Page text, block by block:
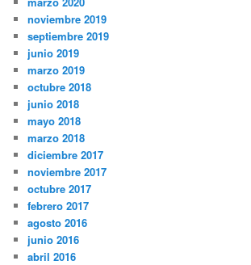
noviembre 2019
septiembre 2019
junio 2019
marzo 2019
octubre 2018
junio 2018
mayo 2018
marzo 2018
diciembre 2017
noviembre 2017
octubre 2017
febrero 2017
agosto 2016
junio 2016
abril 2016